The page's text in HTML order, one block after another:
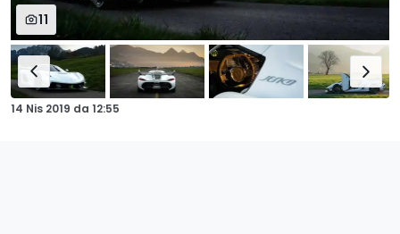
11
14 Nis 2019 da 12:55